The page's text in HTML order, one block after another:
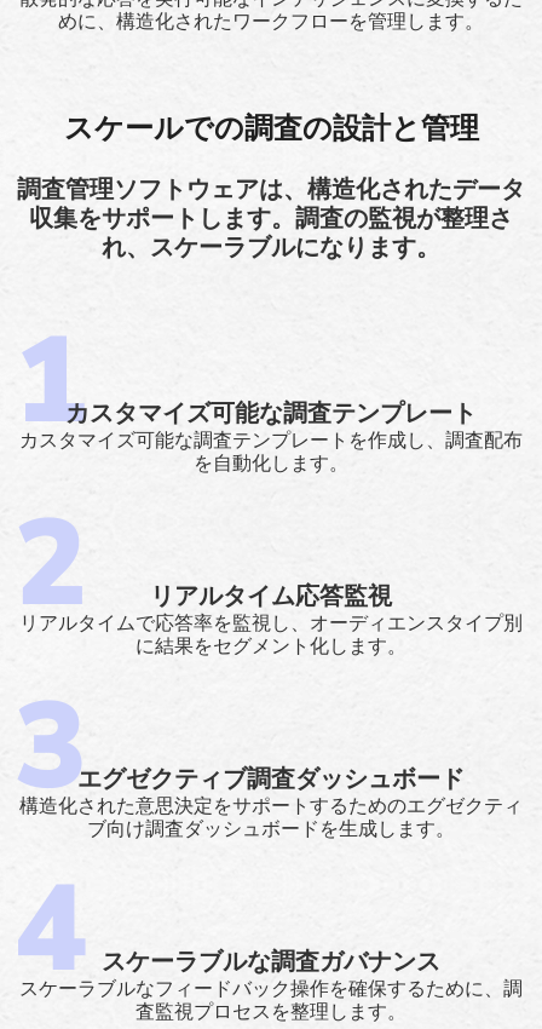
めに、構造化されたワークフローを管理します。
スケールでの調査の設計と管理
調査管理ソフトウェアは、構造化されたデータ
収集をサポートします。調査の監視が整理さ
れ、スケーラブルになります。
カスタマイズ可能な調査テンプレート
カスタマイズ可能な調査テンプレートを作成し、調査配布
を自動化します。
リアルタイム応答監視
リアルタイムで応答率を監視し、オーディエンスタイプ別
に結果をセグメント化します。
エグゼクティブ調査ダッシュボード
構造化された意思決定をサポートするためのエグゼクティ
ブ向け調査ダッシュボードを生成します。
スケーラブルな調査ガバナンス
スケーラブルなフィードバック操作を確保するために、調
査監視プロセスを整理します。